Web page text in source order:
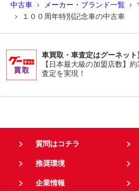
中古車 メーカー・ブランド一覧
１００周年特別記念車の中古車
車買取・車査定はグーネッ
【日本最大級の加盟店数】
査定を実現！
質問はコチラ
推奨環境
企業情報